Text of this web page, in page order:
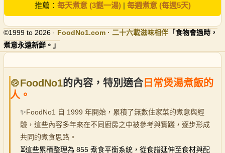
推薦： 每天煮意 (3餸一湯)| 每週煮意 (每週5天)
©1999 to 2026 · FoodNo1.com · 二十六載滋味相伴 「食物會過時，
煮意永遠新鮮。」
🍲FoodNo1的內容，特別適合 日常煲湯煮飯的
人。
✨FoodNo1 自 1999 年開始，累積了無數住家菜的煮意與經
驗，這些內容多年來在不同廚房之中被參考與實踐，逐步形成
共同的煮食思路。
⏳這些累積整理為 855 煮食平衡系統，從食譜延伸至食材與配